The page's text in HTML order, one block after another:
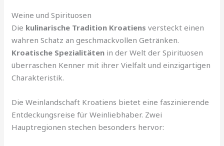
Weine und Spirituosen
Die kulinarische Tradition Kroatiens versteckt einen
wahren Schatz an geschmackvollen Getränken.
Kroatische Spezialitäten in der Welt der Spirituosen
überraschen Kenner mit ihrer Vielfalt und einzigartigen
Charakteristik.
Die Weinlandschaft Kroatiens bietet eine faszinierende
Entdeckungsreise für Weinliebhaber. Zwei
Hauptregionen stechen besonders hervor: